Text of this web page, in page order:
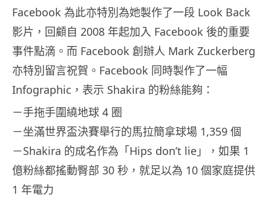
Facebook 為此亦特別為她製作了一段 Look Back
影片，回顧自 2008 年起加入 Facebook 後的重要
事件點滴。而 Facebook 創辦人 Mark Zuckerberg
亦特別留言祝賀。Facebook 同時製作了一幅
Infographic，表示 Shakira 的粉絲能夠：
－手拖手圍繞地球 4 圈
－坐滿世界盃決賽舉行的馬拉簡拿球場 1,359 個
－Shakira 的成名作為「Hips don’t lie」，如果 1
億粉絲都搖動臀部 30 秒，就足以為 10 個家庭提供
1 年電力